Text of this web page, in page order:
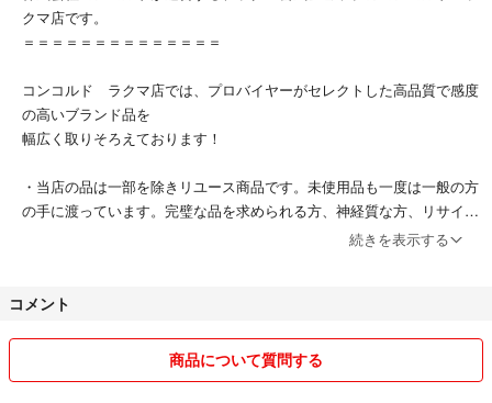
クマ店です。
＝＝＝＝＝＝＝＝＝＝＝＝＝＝
コンコルド ラクマ店では、プロバイヤーがセレクトした高品質で感度
の高いブランド品を
幅広く取りそろえております！
・当店の品は一部を除きリユース商品です。未使用品も一度は一般の方
の手に渡っています。完璧な品を求められる方、神経質な方、リサイク
ル品へご理解いただけない方は、ご注文をお控えくださいませ。
だいた品が欠品する場合がございます。予めご了承くださいませ。
・商品画像はできる限り現物をきれいに撮影するよう心がけております
が、ご利用のモニターしだいでは実物と異なる場合がございます。
続きを表示する
コメント
商品について質問する